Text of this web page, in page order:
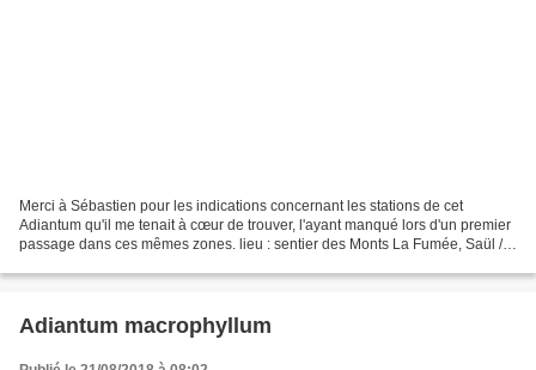
Merci à Sébastien pour les indications concernant les stations de cet
Adiantum qu'il me tenait à cœur de trouver, l'ayant manqué lors d'un premier
passage dans ces mêmes zones. lieu : sentier des Monts La Fumée, Saül /
Adiantum macrophyllum